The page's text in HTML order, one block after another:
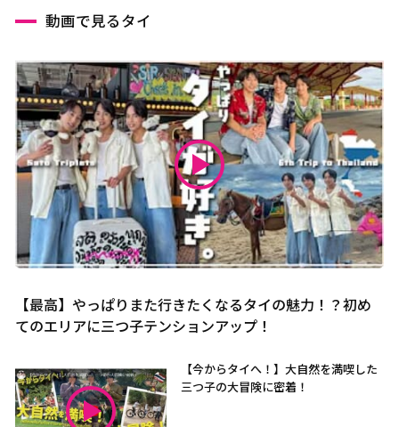
動画で見るタイ
【最高】やっぱりまた行きたくなるタイの魅力！？初め
てのエリアに三つ子テンションアップ！
【今からタイへ！】大自然を満喫した
三つ子の大冒険に密着！